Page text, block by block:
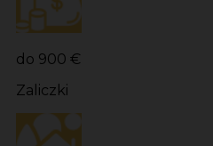
do 900 €
Zaliczki